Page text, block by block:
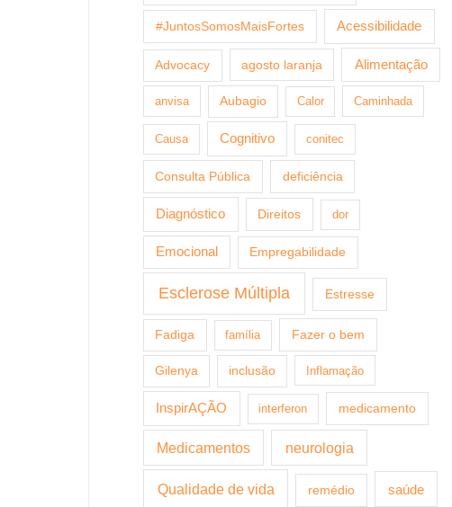
#JuntosSomosMaisFortes Acessibilidade
Advocacy agosto laranja Alimentação
anvisa Aubagio Calor Caminhada
Causa Cognitivo conitec
Consulta Pública deficiência
Diagnóstico Direitos dor
Emocional Empregabilidade
Esclerose Múltipla Estresse
Fadiga família Fazer o bem
Gilenya inclusão Inflamação
InspirAÇÃO interferon medicamento
Medicamentos neurologia
Qualidade de vida remédio saúde